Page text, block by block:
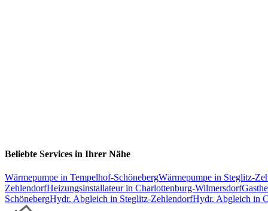
Beliebte Services in Ihrer Nähe
Wärmepumpe in Tempelhof-SchönebergWärmepumpe in Steglitz-
ZehlendorfHeizungsinstallateurin Charlottenburg-Wilmersdorf
SchönebergHydr. Abgleich in Steglitz-ZehlendorfHydr. Abgleich in